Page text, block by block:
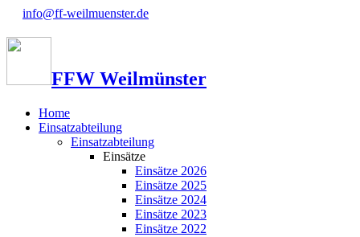
info@ff-weilmuenster.de
FFW Weilmünster
Home
Einsatzabteilung
Einsatzabteilung
Einsätze
Einsätze 2026
Einsätze 2025
Einsätze 2024
Einsätze 2023
Einsätze 2022